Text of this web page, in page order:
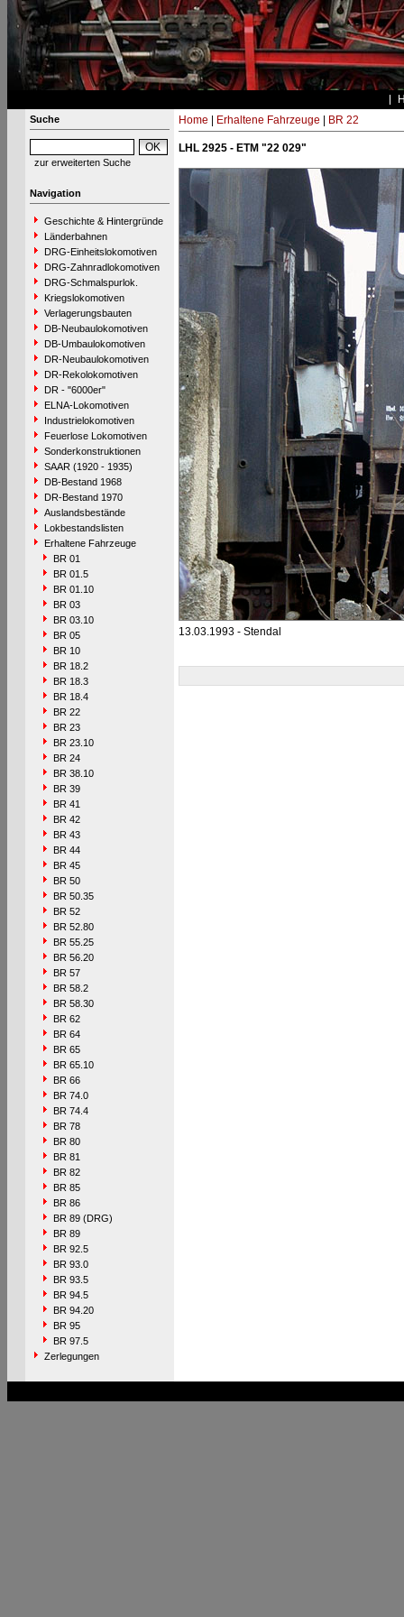
Suche
zur erweiterten Suche
Navigation
Geschichte & Hintergründe
Länderbahnen
DRG-Einheitslokomotiven
DRG-Zahnradlokomotiven
DRG-Schmalspurlok.
Kriegslokomotiven
Verlagerungsbauten
DB-Neubaulokomotiven
DB-Umbaulokomotiven
DR-Neubaulokomotiven
DR-Rekolokomotiven
DR - "6000er"
ELNA-Lokomotiven
Industrielokomotiven
Feuerlose Lokomotiven
Sonderkonstruktionen
SAAR (1920 - 1935)
DB-Bestand 1968
DR-Bestand 1970
Auslandsbestände
Lokbestandslisten
Erhaltene Fahrzeuge
BR 01
BR 01.5
BR 01.10
BR 03
BR 03.10
BR 05
BR 10
BR 18.2
BR 18.3
BR 18.4
BR 22
BR 23
BR 23.10
BR 24
BR 38.10
BR 39
BR 41
BR 42
BR 43
BR 44
BR 45
BR 50
BR 50.35
BR 52
BR 52.80
BR 55.25
BR 56.20
BR 57
BR 58.2
BR 58.30
BR 62
BR 64
BR 65
BR 65.10
BR 66
BR 74.0
BR 74.4
BR 78
BR 80
BR 81
BR 82
BR 85
BR 86
BR 89 (DRG)
BR 89
BR 92.5
BR 93.0
BR 93.5
BR 94.5
BR 94.20
BR 95
BR 97.5
Zerlegungen
Home Erhaltene Fahrzeuge BR 22
LHL 2925 - ETM "22 029"
13.03.1993 - Stendal